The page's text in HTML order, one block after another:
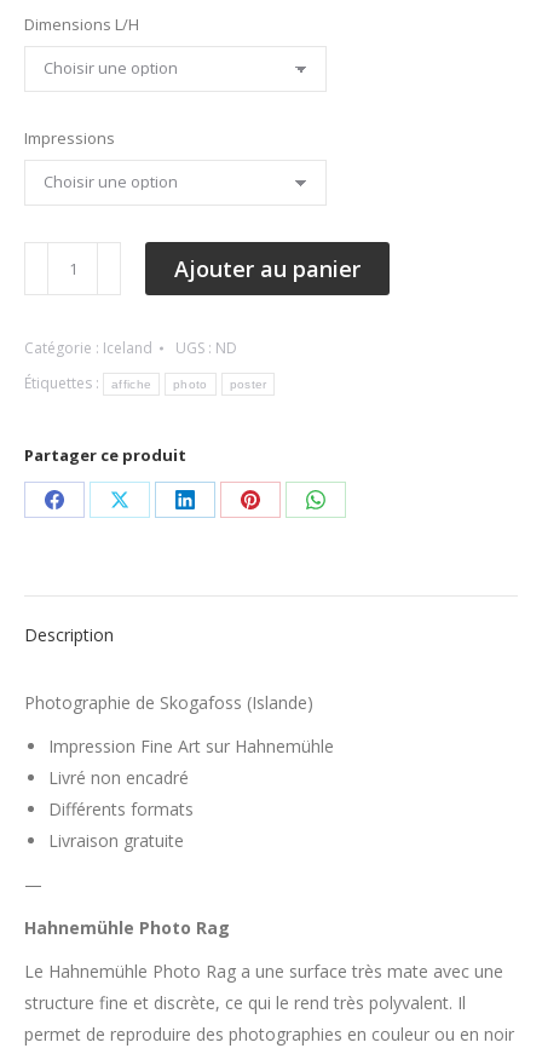
à
Dimensions L/H
Impressions
Ajouter au panier
Catégorie : Iceland UGS : ND
Étiquettes :
affiche photo poster
Partager ce produit
Share Share Share Share Share
Description
Photographie de Skogafoss (Islande)
Impression Fine Art sur Hahnemühle
Livré non encadré
Différents formats
Livraison gratuite
—
Hahnemühle Photo Rag
Le Hahnemühle Photo Rag a une surface très mate avec une
structure fine et discrète, ce qui le rend très polyvalent. Il
permet de reproduire des photographies en couleur ou en noir